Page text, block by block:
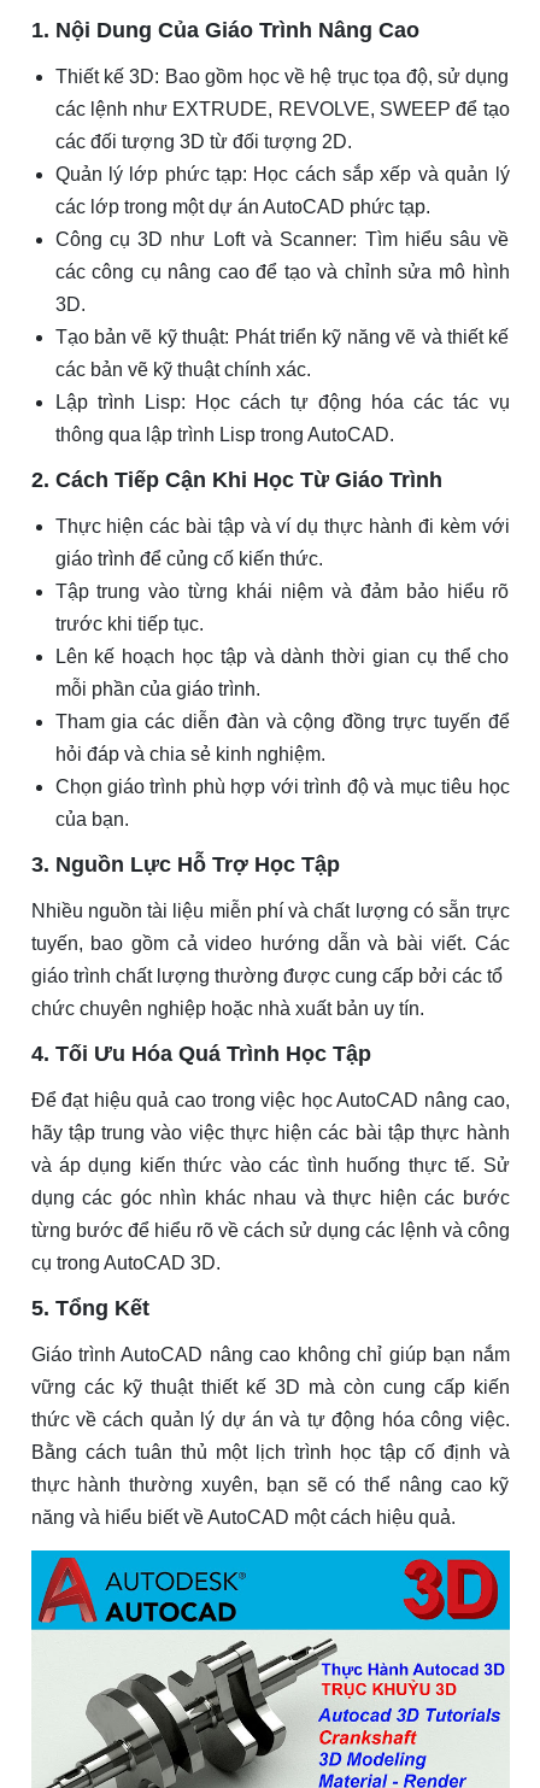
1. Nội Dung Của Giáo Trình Nâng Cao
Thiết kế 3D: Bao gồm học về hệ trục tọa độ, sử dụng
các lệnh như EXTRUDE, REVOLVE, SWEEP để tạo
các đối tượng 3D từ đối tượng 2D.
Quản lý lớp phức tạp: Học cách sắp xếp và quản lý
các lớp trong một dự án AutoCAD phức tạp.
Công cụ 3D như Loft và Scanner: Tìm hiểu sâu về
các công cụ nâng cao để tạo và chỉnh sửa mô hình
3D.
Tạo bản vẽ kỹ thuật: Phát triển kỹ năng vẽ và thiết kế
các bản vẽ kỹ thuật chính xác.
Lập trình Lisp: Học cách tự động hóa các tác vụ
thông qua lập trình Lisp trong AutoCAD.
2. Cách Tiếp Cận Khi Học Từ Giáo Trình
Thực hiện các bài tập và ví dụ thực hành đi kèm với
giáo trình để củng cố kiến thức.
Tập trung vào từng khái niệm và đảm bảo hiểu rõ
trước khi tiếp tục.
Lên kế hoạch học tập và dành thời gian cụ thể cho
mỗi phần của giáo trình.
Tham gia các diễn đàn và cộng đồng trực tuyến để
hỏi đáp và chia sẻ kinh nghiệm.
Chọn giáo trình phù hợp với trình độ và mục tiêu học
của bạn.
3. Nguồn Lực Hỗ Trợ Học Tập
Nhiều nguồn tài liệu miễn phí và chất lượng có sẵn trực
tuyến, bao gồm cả video hướng dẫn và bài viết. Các
giáo trình chất lượng thường được cung cấp bởi các tổ
chức chuyên nghiệp hoặc nhà xuất bản uy tín.
4. Tối Ưu Hóa Quá Trình Học Tập
Để đạt hiệu quả cao trong việc học AutoCAD nâng cao,
hãy tập trung vào việc thực hiện các bài tập thực hành
và áp dụng kiến thức vào các tình huống thực tế. Sử
dụng các góc nhìn khác nhau và thực hiện các bước
từng bước để hiểu rõ về cách sử dụng các lệnh và công
cụ trong AutoCAD 3D.
5. Tổng Kết
Giáo trình AutoCAD nâng cao không chỉ giúp bạn nắm
vững các kỹ thuật thiết kế 3D mà còn cung cấp kiến
thức về cách quản lý dự án và tự động hóa công việc.
Bằng cách tuân thủ một lịch trình học tập cố định và
thực hành thường xuyên, bạn sẽ có thể nâng cao kỹ
năng và hiểu biết về AutoCAD một cách hiệu quả.